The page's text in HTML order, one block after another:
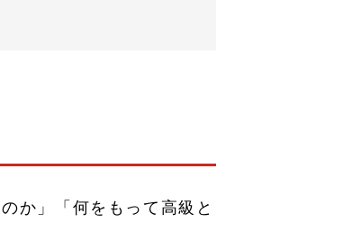
か」「何をもって高級と